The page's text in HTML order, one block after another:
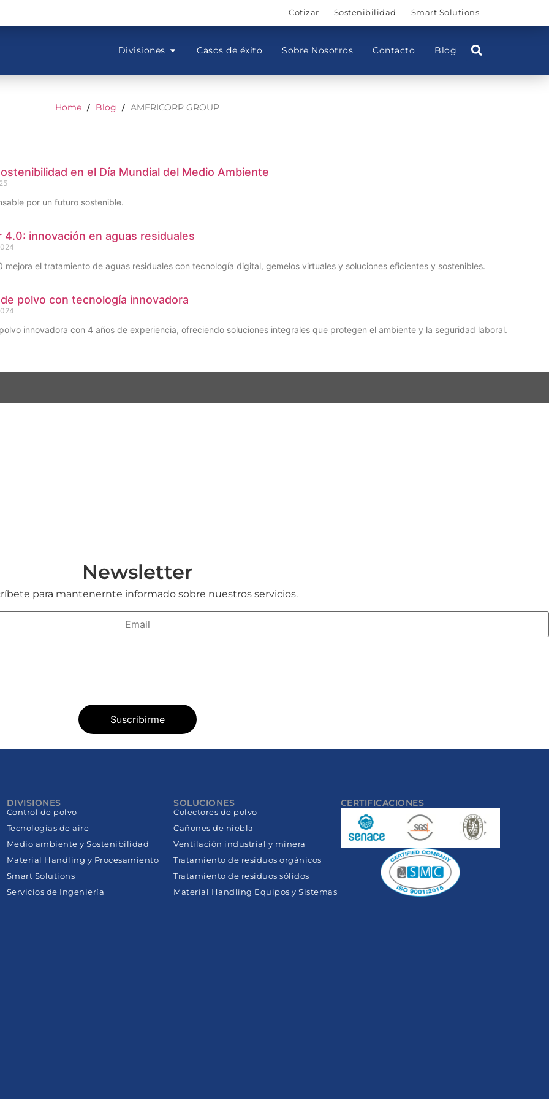
Cotizar Sostenibilidad Smart Solutions
Divisiones Casos de éxito Sobre Nosotros Contacto Blog
Home / Blog / AMERICORP GROUP
en el Día Mundial del Medio Ambiente
por un futuro sostenible.
4.0: innovación en aguas residuales
mejora el tratamiento de aguas residuales con tecnología digital, gemelos virtuales y soluciones eficientes y sostenibles.
polvo con tecnología innovadora
innovadora con 4 años de experiencia, ofreciendo soluciones integrales que protegen el ambiente y la seguridad laboral.
Newsletter
para mantenernte informado sobre nuestros servicios.
DIVISIONES
Control de polvo
Tecnologías de aire
Medio ambiente y Sostenibilidad
Material Handling y Procesamiento
Smart Solutions
Servicios de Ingeniería
SOLUCIONES
Colectores de polvo
Cañones de niebla
Ventilación industrial y minera
Tratamiento de residuos orgánicos
Tratamiento de residuos sólidos
Material Handling Equipos y Sistemas
CERTIFICACIONES